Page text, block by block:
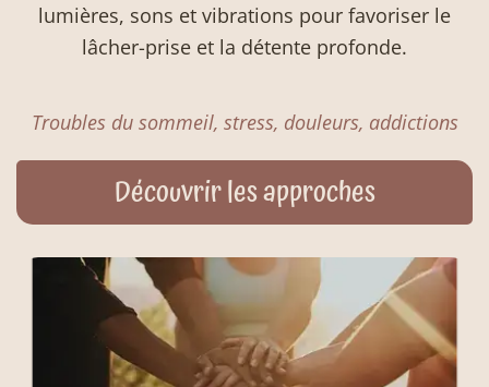
lumières, sons et vibrations pour favoriser le
lâcher-prise et la détente profonde.
Troubles du sommeil, stress, douleurs, addictions
Découvrir les approches